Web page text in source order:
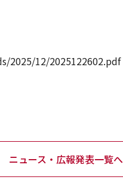
12/2025122602.pdf
ニュース・広報発表一覧へ